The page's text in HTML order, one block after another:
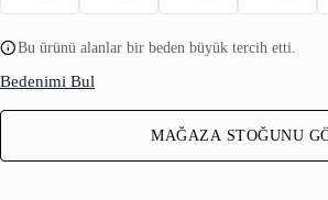
Bu ürünü alanlar bir beden büyük tercih etti.
Bedenimi Bul
MAĞAZA STOĞUNU